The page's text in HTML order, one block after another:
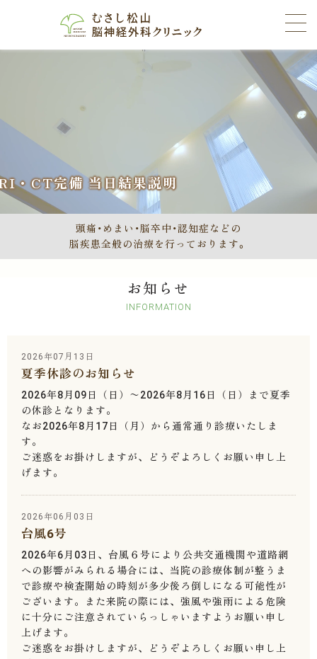
・CT完備 当日結果説明
頭痛・めまい・脳卒中・認知症などの
脳疾患全般の治療を行っております。
お知らせ